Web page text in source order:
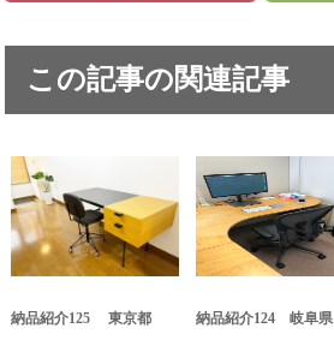
この記事の関連記事
納品紹介125 東京都 納品紹介124 岐阜県